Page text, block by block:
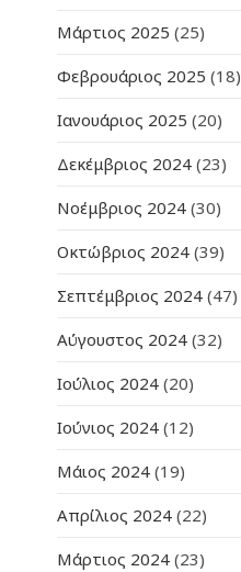
Μάρτιος 2025 (25)
Φεβρουάριος 2025 (18)
Ιανουάριος 2025 (20)
Δεκέμβριος 2024 (23)
Νοέμβριος 2024 (30)
Οκτώβριος 2024 (39)
Σεπτέμβριος 2024 (47)
Αύγουστος 2024 (32)
Ιούλιος 2024 (20)
Ιούνιος 2024 (12)
Μάιος 2024 (19)
Απρίλιος 2024 (22)
Μάρτιος 2024 (23)